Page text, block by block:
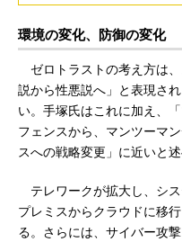
環境の変化、防御の変化
ゼロトラストの考え方は
説から性悪説へ」と表現さ
い。手塚氏はこれに加え、
フェンスから、マンツーマ
スへの戦略変更」に近いと述
テレワークが拡大し、シ
プレミスからクラウドに移
る。さらには、サイバー攻撃